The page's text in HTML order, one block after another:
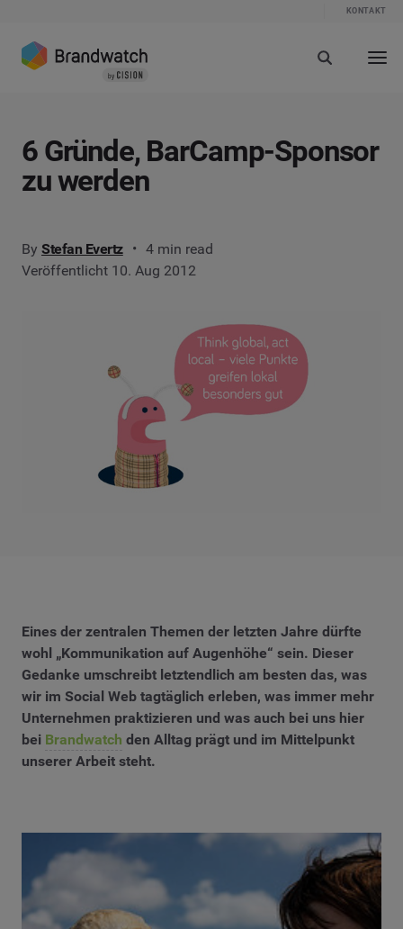
KONTAKT
6 Gründe, BarCamp-Sponsor
zu werden
By Stefan Evertz
4 min read
Veröffentlicht 10. Aug 2012
Eines der zentralen Themen der letzten Jahre dürfte
wohl „Kommunikation auf Augenhöhe“ sein. Dieser
Gedanke umschreibt letztendlich am besten das, was
wir im Social Web tagtäglich erleben, was immer mehr
Unternehmen praktizieren und was auch bei uns hier
bei Brandwatch den Alltag prägt und im Mittelpunkt
unserer Arbeit steht.